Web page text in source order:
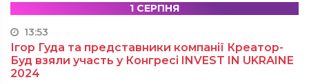
1 СЕРПНЯ
13:53
Ігор Гуда та представники компанії Креатор-
Буд взяли участь у Конгресі INVEST IN UKRAINE
2024